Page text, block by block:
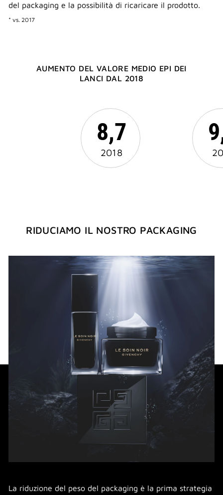
del packaging e la possibilità di ricaricare il prodotto.
* vs. 2017
AUMENTO DEL VALORE MEDIO EPI DEI
LANCI DAL 2018
8,7
2018
RIDUCIAMO IL NOSTRO PACKAGING
La riduzione del peso del packaging è la prima strategia